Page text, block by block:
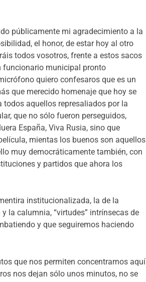
públicamente mi agradecimiento a la
el honor, de estar hoy al otro
todos vosotros, frente a estos sacos
funcionario municipal pronto
quiero confesaros que es un
que merecido homenaje que hoy se
todos aquellos represaliados por la
que no sólo fueron perseguidos,
España, Viva Rusia, sino que
mientas los buenos son aquellos
muy democráticamente también, con
y partidos que ahora los
institucionalizada, la de la
la calumnia, “virtudes” intrínsecas de
y que seguiremos haciendo
que nos permiten concentrarnos aquí
nos dejan sólo unos minutos, no se